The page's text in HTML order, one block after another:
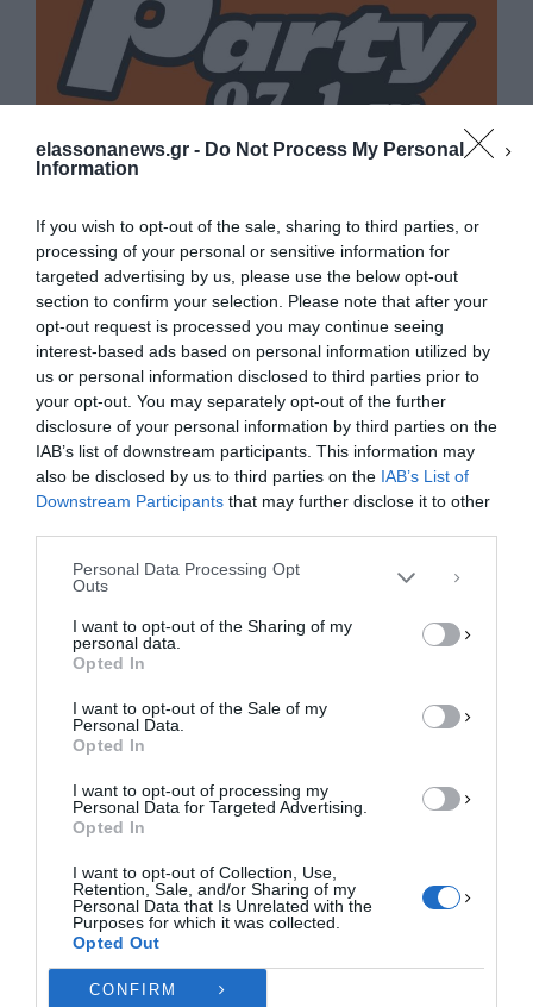
elassonanews.gr - Do Not Process My Personal
Information
If you wish to opt-out of the sale, sharing to third parties, or
processing of your personal or sensitive information for
targeted advertising by us, please use the below opt-out
section to confirm your selection. Please note that after your
opt-out request is processed you may continue seeing
interest-based ads based on personal information utilized by
us or personal information disclosed to third parties prior to
your opt-out. You may separately opt-out of the further
disclosure of your personal information by third parties on the
IAB’s list of downstream participants. This information may
also be disclosed by us to third parties on the IAB’s List of
Downstream Participants that may further disclose it to other
Personal Data Processing Opt
Outs
I want to opt-out of the Sharing of my
personal data.
Opted In
I want to opt-out of the Sale of my
Personal Data.
Opted In
I want to opt-out of processing my
Personal Data for Targeted Advertising.
Opted In
I want to opt-out of Collection, Use,
Retention, Sale, and/or Sharing of my
Personal Data that Is Unrelated with the
Purposes for which it was collected.
Opted Out
CONFIRM
Διαχείριση Συγκατάθεσης
Για να παρέχουμε την καλύτερη εμπειρία, χρησιμοποιούμε τεχνολογίες όπως
cookies για την αποθήκευση ή/και την πρόσβαση σε πληροφορίες συσκευών.
Η συγκατάθεση για τις εν λόγω τεχνολογίες θα μας επιτρέψει να
επεξεργαστούμε δεδομένα προσωπικού χαρακτήρα, όπως συμπεριφορά
συγκατάθεση ή η ανάκληση της συγκατάθεσης, μπορεί να επηρεάσει
αρνητικά ορισμένες λειτουργίες και δυνατότητες.
ΠΡΟΒΟΛΉ ΠΡΟΤΙΜΉΣΕΩΝ
Πολιτική Cookies